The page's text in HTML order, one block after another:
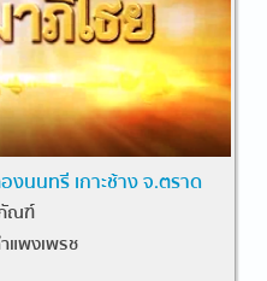
นนทรี เกาะช้าง จ.ตราด
ณฑ์
พงเพรช